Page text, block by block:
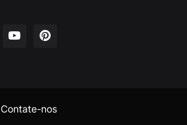
Contate-nos